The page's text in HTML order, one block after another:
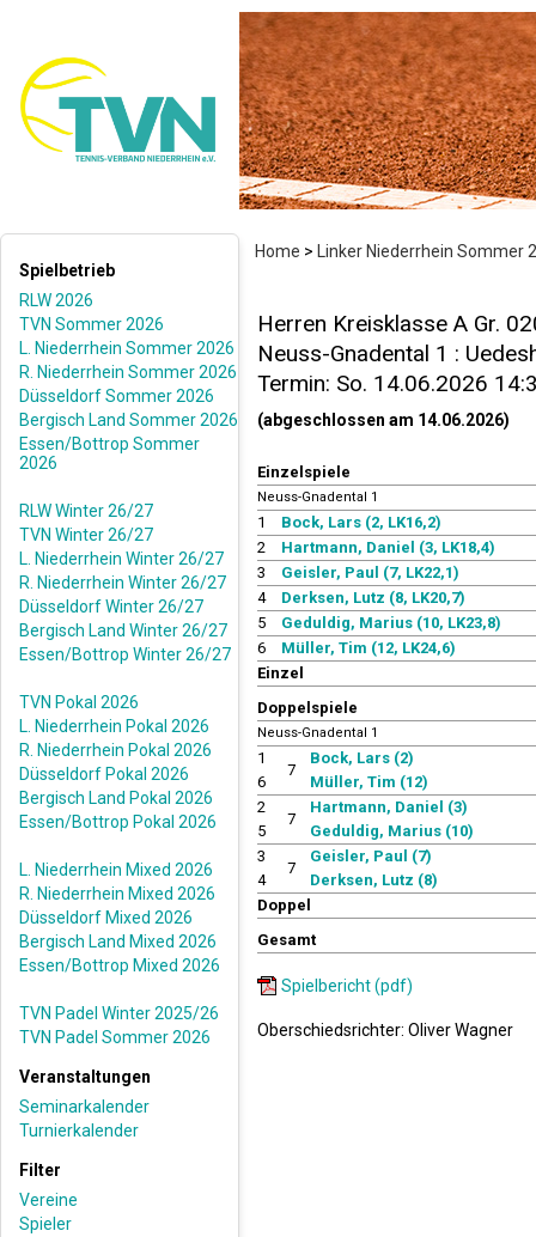
Home >
Linker Niederrhein Sommer
Spielbetrieb
RLW 2026
TVN Sommer 2026
L. Niederrhein Sommer 2026
R. Niederrhein Sommer 2026
Düsseldorf Sommer 2026
Bergisch Land Sommer 2026
Essen/Bottrop Sommer
2026
RLW Winter 26/27
TVN Winter 26/27
L. Niederrhein Winter 26/27
R. Niederrhein Winter 26/27
Düsseldorf Winter 26/27
Bergisch Land Winter 26/27
Essen/Bottrop Winter 26/27
TVN Pokal 2026
L. Niederrhein Pokal 2026
R. Niederrhein Pokal 2026
Düsseldorf Pokal 2026
Bergisch Land Pokal 2026
Essen/Bottrop Pokal 2026
L. Niederrhein Mixed 2026
R. Niederrhein Mixed 2026
Düsseldorf Mixed 2026
Bergisch Land Mixed 2026
Essen/Bottrop Mixed 2026
TVN Padel Winter 2025/26
TVN Padel Sommer 2026
Veranstaltungen
Seminarkalender
Turnierkalender
Filter
Vereine
Spieler
Herren Kreisklasse A Gr.
Neuss-Gnadental 1 :
Termin: So. 14.06.2026
(abgeschlossen am 14.06.2026)
Einzelspiele
Neuss-Gnadental 1
1
Bock, Lars (2, LK16,2)
2
Hartmann, Daniel (3, LK18,4)
3
Geisler, Paul (7, LK22,1)
4
Derksen, Lutz (8, LK20,7)
5
Geduldig, Marius (10, LK23,8)
6
Müller, Tim (12, LK24,6)
Einzel
Doppelspiele
Neuss-Gnadental 1
1
6
7
Bock, Lars (2)
Müller, Tim (12)
2
5
7
Hartmann, Daniel (3)
Geduldig, Marius (10)
3
4
7
Geisler, Paul (7)
Derksen, Lutz (8)
Doppel
Gesamt
Spielbericht (pdf)
Oberschiedsrichter: Oliver Wagner